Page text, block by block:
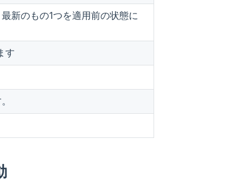
新のもの1つを適用前の状態に
す